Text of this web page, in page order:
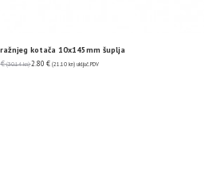
kotača 10x145mm šuplja
€ (30.14 kn) 2.80 € (21.10 kn) uključ. PDV